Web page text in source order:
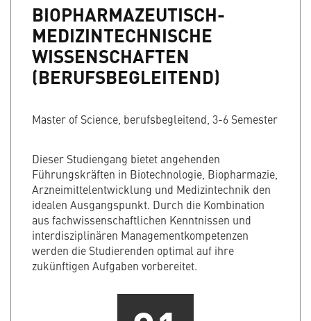
BIOPHARMAZEUTISCH-
MEDIZINTECHNISCHE
WISSENSCHAFTEN
(BERUFSBEGLEITEND)
Master of Science, berufsbegleitend, 3-6 Semester
Dieser Studiengang bietet angehenden
Führungskräften in Biotechnologie, Biopharmazie,
Arzneimittelentwicklung und Medizintechnik den
idealen Ausgangspunkt. Durch die Kombination
aus fachwissenschaftlichen Kenntnissen und
interdisziplinären Managementkompetenzen
werden die Studierenden optimal auf ihre
zukünftigen Aufgaben vorbereitet.